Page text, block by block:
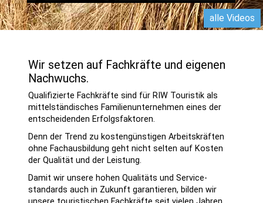
alle Videos
Wir setzen auf Fachkräfte und eigenen
Nachwuchs.
Qualifizierte Fachkräfte sind für RIW Touristik als
mittel­stän­disches Familien­unternehmen eines der
entscheidenden Erfolgsfaktoren.
Denn der Trend zu kosten­günstigen Arbeits­kräften
ohne Fach­ausbildung geht nicht selten auf Kosten
der Qualität und der Leistung.
Damit wir unsere hohen Qualitäts und Service­
standards auch in Zukunft garantieren, bilden wir